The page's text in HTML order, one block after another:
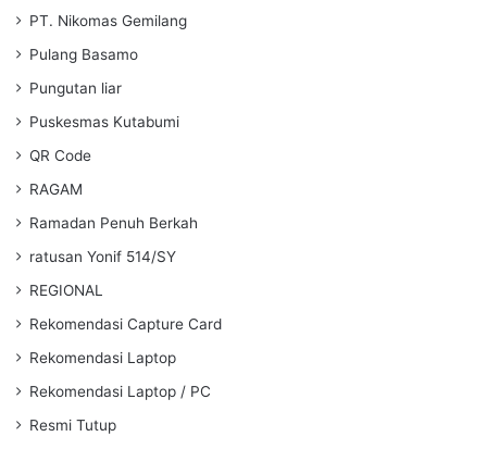
PT. Nikomas Gemilang
Pulang Basamo
Pungutan liar
Puskesmas Kutabumi
QR Code
RAGAM
Ramadan Penuh Berkah
ratusan Yonif 514/SY
REGIONAL
Rekomendasi Capture Card
Rekomendasi Laptop
Rekomendasi Laptop / PC
Resmi Tutup